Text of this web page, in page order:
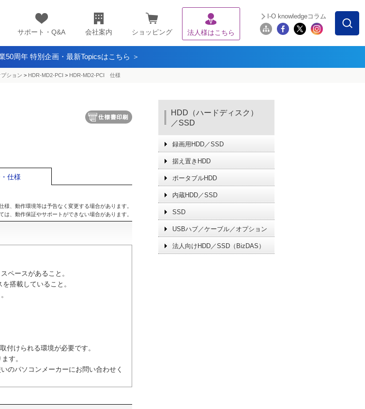
サポート・Q&A 会社案内 ショッピング 法人様はこちら
I-O knowledgeコラム
50周年 特別企画・最新Topicsはこちら ＞
ション > HDR-MD2-PCI > HDR-MD2-PCI 仕様
仕様
様、動作環境等は予告なく変更する場合があります。
、動作保証やサポートができない場合があります。
ペースがあること。
搭載していること。
付けられる環境が必要です。
す。
のパソコンメーカーにお問い合わせく
HDD（ハードディスク）
／SSD
録画用HDD／SSD
据え置きHDD
ポータブルHDD
内蔵HDD／SSD
SSD
USBハブ／ケーブル／オプション
法人向けHDD／SSD（BizDAS）